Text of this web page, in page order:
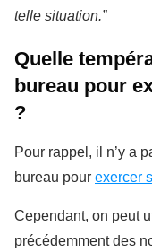
telle situation.”
Quelle
bureau pour
?
Pour rappel, il n’y a
bureau pour exercer
Cependant, on peut
précédemment des